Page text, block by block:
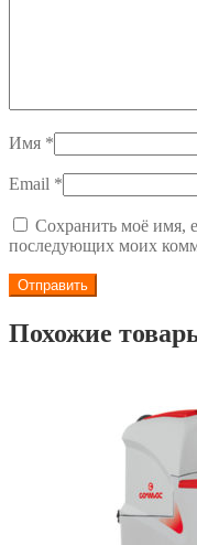
Имя *
Email *
Сохранить моё имя,
последующих моих
Похожие